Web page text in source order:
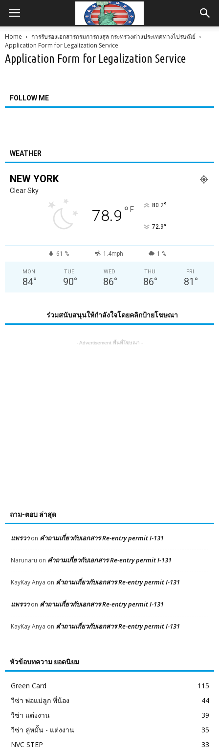
Home
การรับรองเอกสารกรมการกงสุล กระทรวงต่างประเทศทางไปรษณีย์
Application Form for Legalization Service
Application Form for Legalization Service
FOLLOW ME
WEATHER
NEW YORK
Clear Sky
78.9 ° F 80.2°
72.9°
61 % 1.4mph 1 %
MON
84°
TUE
90°
WED
86°
THU
86°
FRI
81 °
ร่วมสนับสนุนให้กำลังใจโดยคลิกป้ายโฆษณา
- Advertisement พื้นที่โฆษณา -
ถาม-ตอบ ล่าสุด
แพรวาon คำถามเกี่ยวกับเอกสาร Re-entry permit I-131
Narunaru on คำถามเกี่ยวกับเอกสาร Re-entry permit I-131
KayKay Anya on คำถามเกี่ยวกับเอกสาร Re-entry permit I-131
แพรวาon คำถามเกี่ยวกับเอกสาร Re-entry permit I-131
KayKay Anya on คำถามเกี่ยวกับเอกสาร Re-entry permit I-131
หัวข้อบทความ ยอดนิยม
Green Card
115
วีซ่า พ่อแม่ลูก พี่น้อง
44
วีซ่า แต่งงาน
39
วีซ่า คู่หมั้น - แต่งงาน
35
NVC STEP
33